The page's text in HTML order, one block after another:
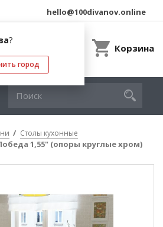
?
город
hello@100divanov.online
Корзина
Столы кухонные
1,55" (опоры круглые хром)